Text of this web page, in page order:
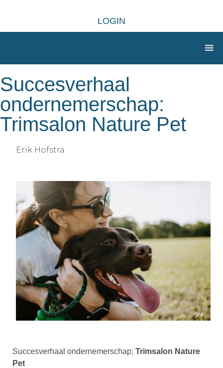
LOGIN
Succesverhaal
ondernemerschap:
Trimsalon Nature Pet
Erik Hofstra
Succesverhaal ondernemerschap; Trimsalon Nature
Pet